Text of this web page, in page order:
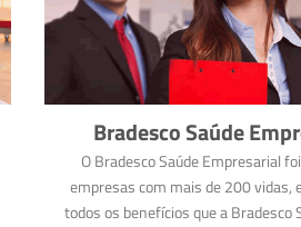
Bradesco Saúde
O Bradesco Saúde Empresarial
empresas com mais de 200 vidas,
todos os benefícios que a Bradesco